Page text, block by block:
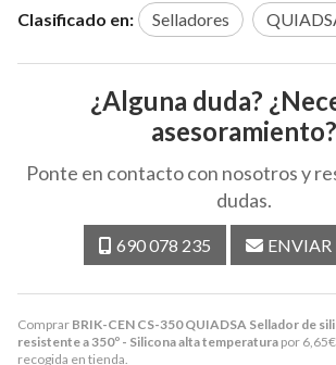
Comprar BRIK-CEN CS-350 QUIADSA Sellador de
resistente a 350º - Silicona alta temperatura por 6,65€
recogida en tienda.
Clasificado en: Selladores
¿Alguna duda?
asesoramiento?
Ponte en contacto con nosotros y
dudas.
690 078 235